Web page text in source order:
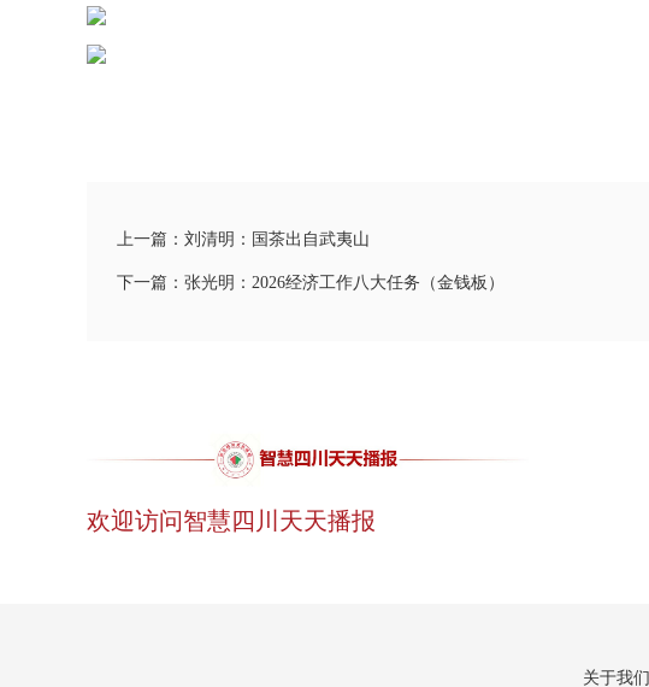
上一篇：刘清明：国茶出自武夷山
下一篇：张光明：2026经济工作八大任务（金钱板）
欢迎访问智慧四川天天播报
关于我们